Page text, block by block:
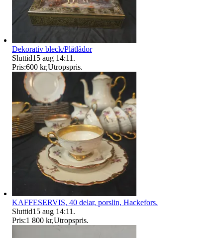
Dekorativ bleck/Plåtlådor
Sluttid15 aug 14:11 .
Pris:600 kr,Utropspris.
KAFFESERVIS, 40 delar, porslin, Hackefors.
Sluttid15 aug 14:11 .
Pris:1 800 kr,Utropspris.